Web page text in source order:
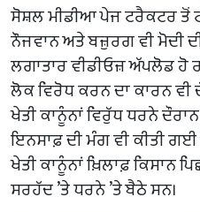
ਸੋਸ਼ਲ ਮੀਡੀਆ ਪੇਜ ਟਰੈਕਟਰ ਤੋਂ
ਨੌਜਵਾਨ ਅਤੇ ਬਜ਼ੁਰਗ ਵੀ ਮੋਦੀ
ਲਗਾਤਾਰ ਵੀਡੀਓਜ਼ ਅੱਪਲੋਡ ਹੋ
ਲੋਕ ਵਿਰੋਧ ਕਰਨ ਦਾ ਕਾਰਨ
ਖੇਤੀ ਕਾਨੂੰਨਾਂ ਵਿਰੁੱਧ ਧਰਨੇ
ਇਨਸਾਫ਼ ਦੀ ਮੰਗ ਵੀ ਕੀਤੀ
ਖੇਤੀ ਕਾਨੂੰਨਾਂ ਖ਼ਿਲਾਫ਼ ਕਿਸਾਨ
ਸਰਹੱਦ ’ਤੇ ਧਰਨੇ ’ਤੇ ਬੈਠੇ ਸਨ।